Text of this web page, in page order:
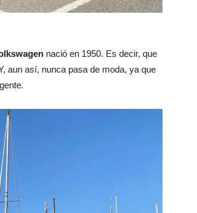
nació en 1950. Es decir, que
aun así, nunca pasa de moda, ya que